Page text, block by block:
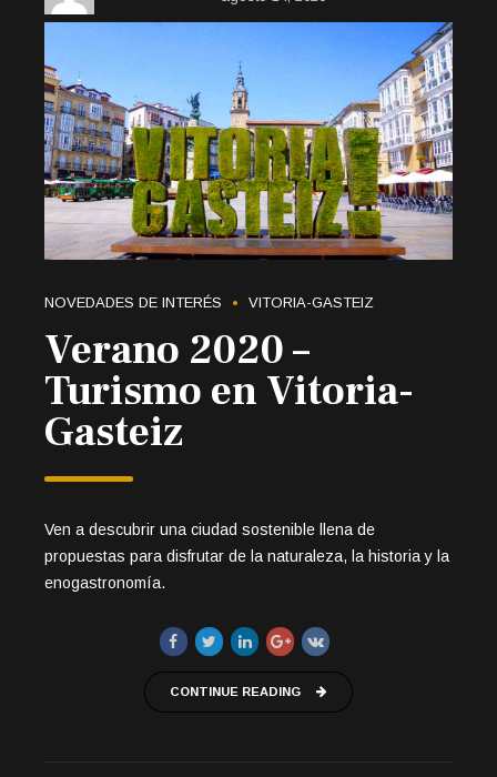
NOVEDADES DE INTERÉS VITORIA-GASTEIZ
Verano 2020 –
Turismo en Vitoria-
Gasteiz
Ven a descubrir una ciudad sostenible llena de
propuestas para disfrutar de la naturaleza, la historia y la
enogastronomía.
CONTINUE READING